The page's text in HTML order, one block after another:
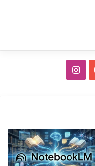
‫YouTubeانستقرام